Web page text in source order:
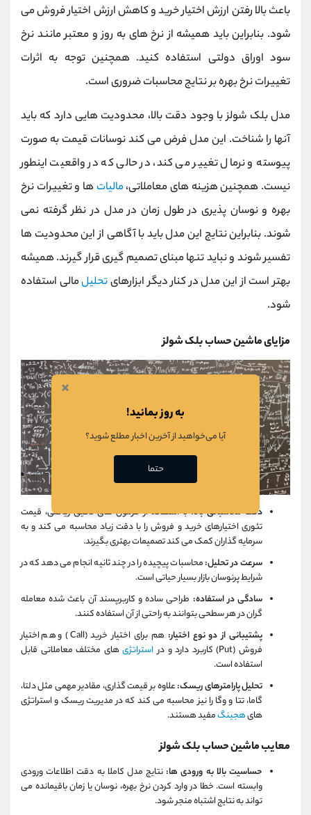
باعث بالا رفتن ارزش اختیار خرید و کاهش ارزش اختیار فروش می
‌شود. بنابراین باید همیشه از نرخ ‌های به ‌روز و معتبر مانند نرخ
سود اوراق دولتی استفاده کنید. همچنین توجه به اثرات
تغییرات نرخ بهره بر نتایج محاسبات ضروری است.
مدل بلک شولز با وجود دقت بالا، محدودیت ‌هایی دارد که باید
آنها را شناخت. این مدل فرض می کند نوسانات قیمت به صورت
پیوسته و نرمال تغییر می کند، در حالی که در واقعیت اینطور
نیست. همچنین هزینه‌ های معاملاتی،مالیات ‌ها و تغییرات نرخ
بهره و نوسان ‌پذیری در طول زمان در مدل در نظر گرفته نمی‌
شوند. بنابراین نتایج این مدل باید با آگاهی از این محدودیت ‌ها
تفسیر شوند و نباید تنها مبنای تصمیم ‌گیری قرار گیرند. همیشه
بهتر است از این مدل در کنار دیگر ابزارهایتحلیلمالی استفاده
شود.
مزایای ماشین حساب بلک شولز
دقت محاسباتی بالا:با استفاده از فرمول ‌های دقیق ریاضی، قیمت
تئوری اختیارهای خرید و فروش را با دقت زیاد محاسبه می ‌کند و به
سرمایه‌ گذاران کمک می ‌کند تصمیمات بهتری بگیرند.
سرعت در تحلیل:محاسبات پیچیده را در چند ثانیه انجام می ‌دهد که در
شرایط پرنوسان بازار بسیار حیاتی است.
سادگی در استفاده: طراحی ساده و کاربرپسند آن باعث شده معامله‌
گران در هر سطحی بتوانند به راحتی از آن استفاده کنند.
پشتیبانی از دو نوع اختیار:
هم برای اختیار خرید (Call) و هم اختیار
فروش (Put) کاربرد دارد و در
استراتژی‌های مختلف معاملاتی قابل
استفاده است.
تحلیل پارامترهای ریسک:علاوه بر قیمت‌ گذاری، مقادیر مهمی مثل دلتا،
گاما، تتا و وگا را نیز محاسبه می‌ کند که در مدیریت ریسک و استراتژی
‌هایهجینگمفید هستند.
معایب ماشین حساب بلک شولز
حساسیت بالا به ورودی ‌ها: نتایج مدل کاملا به دقت اطلاعات ورودی
وابسته است. خطا در وارد کردن نرخ بهره، نوسان یا زمان باقیمانده می
‌تواند به نتایج اشتباه منجر شود.
×
به روز بمانید!
آیا می‌خواهید از آخرین اخبار مطلع شوید؟
حتما